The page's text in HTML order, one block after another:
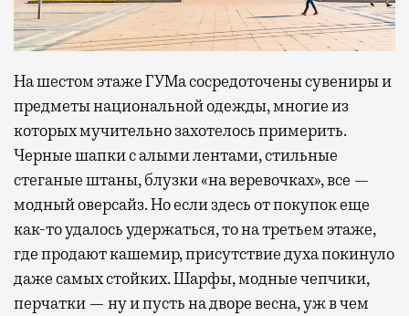
На шестом этаже ГУМа сосредоточены сувениры и
предметы национальной одежды, многие из
которых мучительно захотелось примерить.
Черные шапки с алыми лентами, стильные
стеганые штаны, блузки «на веревочках», все —
модный оверсайз. Но если здесь от покупок еще
как-то удалось удержаться, то на третьем этаже,
где продают кашемир, присутствие духа покинуло
даже самых стойких. Шарфы, модные чепчики,
перчатки — ну и пусть на дворе весна, уж в чем